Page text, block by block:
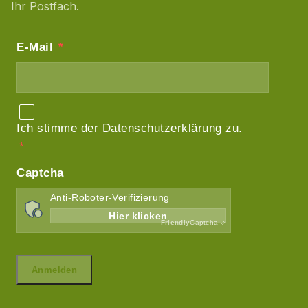
Ihr Postfach.